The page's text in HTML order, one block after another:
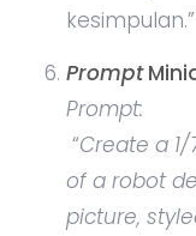
kesimpulan.”
Prompt
Prompt:
“Create a
of a robot
picture,